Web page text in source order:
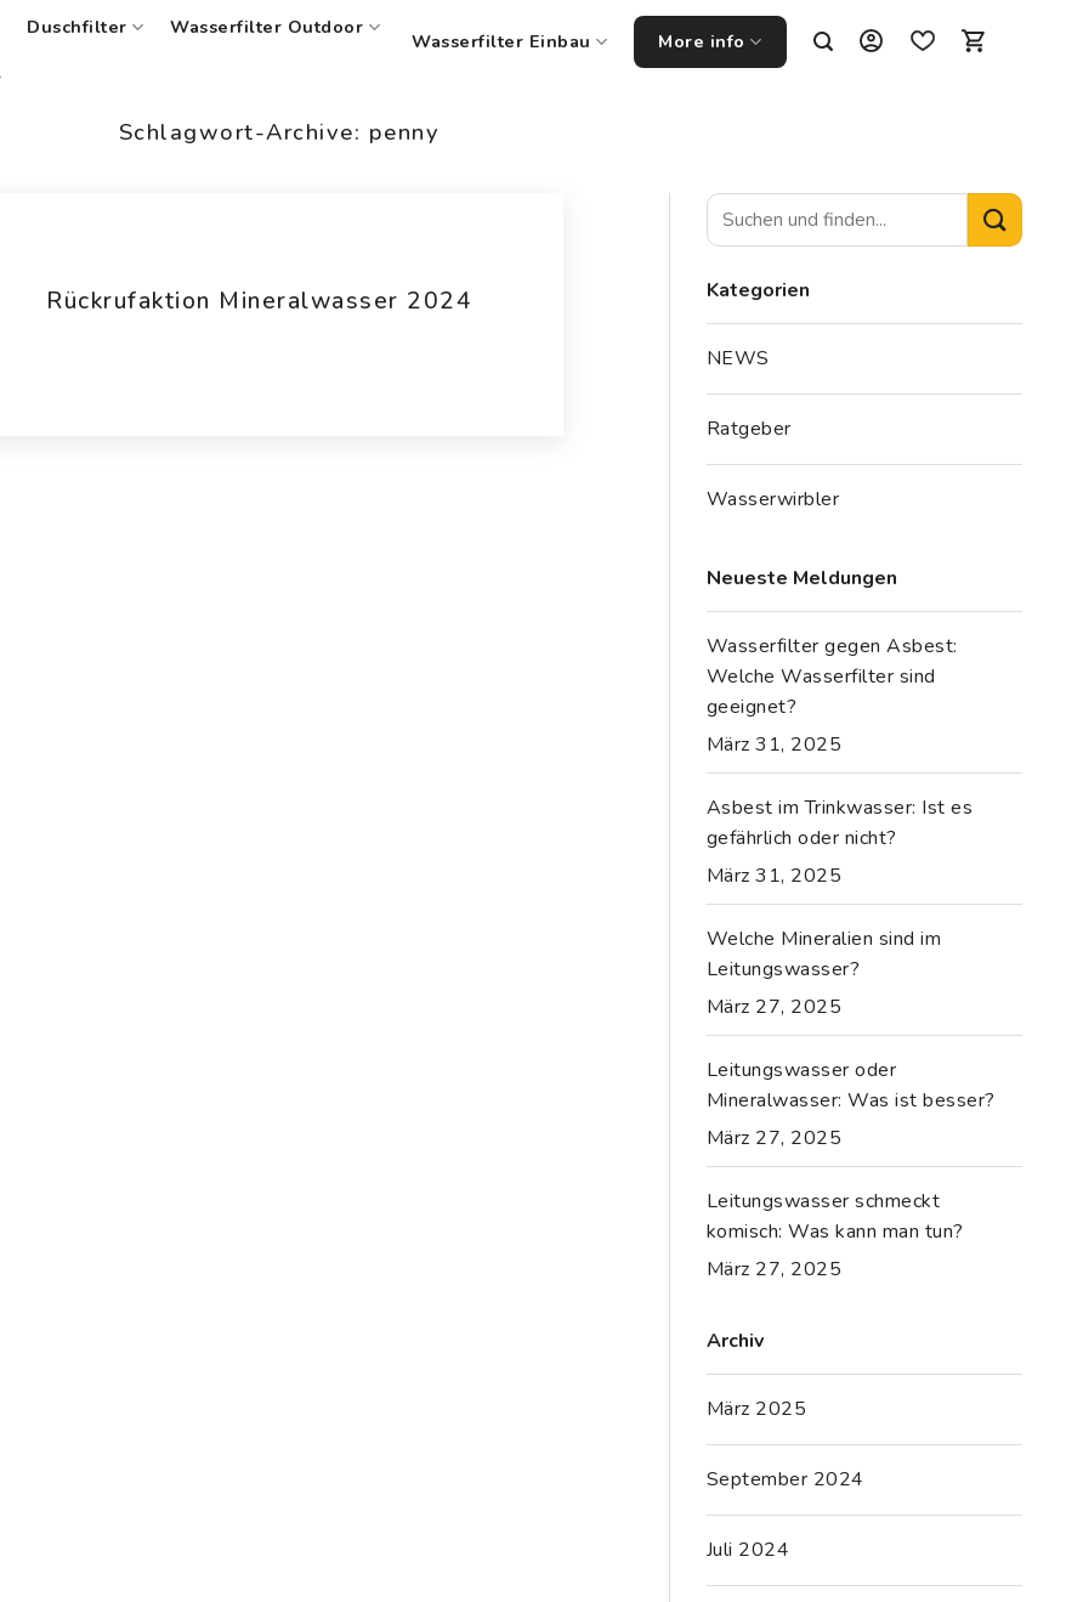
Duschfilter Wasserfilter Outdoor
Wasserfilter Einbau More info
Schlagwort-Archive: penny
Rückrufaktion Mineralwasser 2024 Kategorien
NEWS
Ratgeber
Wasserwirbler
Neueste Meldungen
Wasserfilter gegen Asbest:
Welche Wasserfilter sind
geeignet?
März 31, 2025
Asbest im Trinkwasser: Ist es
gefährlich oder nicht?
März 31, 2025
Welche Mineralien sind im
Leitungswasser?
März 27, 2025
Leitungswasser oder
Mineralwasser: Was ist besser?
März 27, 2025
Leitungswasser schmeckt
komisch: Was kann man tun?
März 27, 2025
Archiv
März 2025
September 2024
Juli 2024